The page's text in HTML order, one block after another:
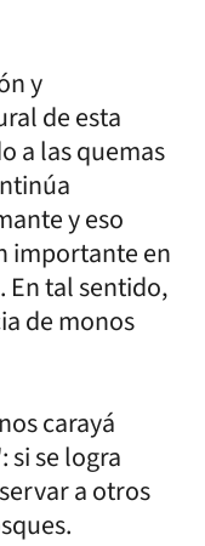
y
de esta
a las quemas
y eso
importante en
En tal sentido,
de monos
carayá
si se logra
a otros